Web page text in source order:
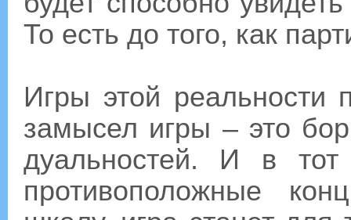
То есть до того, как
Игры этой реальности
замысел игры – это
дуальностей. И в
противоположные